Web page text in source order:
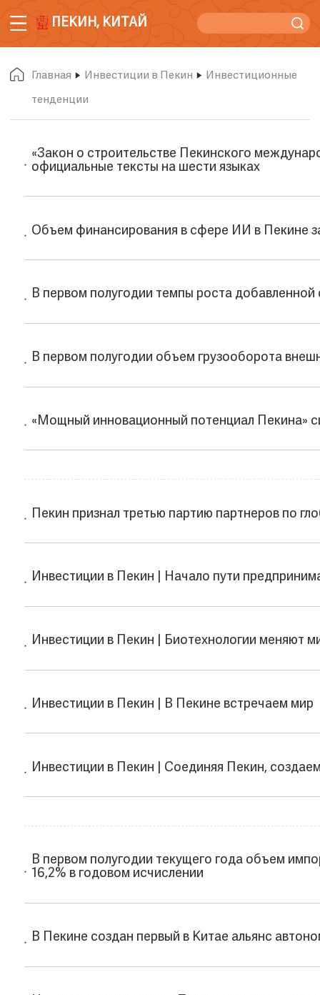
ПЕКИН, КИТАЙ
Главная Инвестиции в Пекин
Инвестиционные
тенденции
«Закон о строительстве Пекинского
официальные тексты на шести языках
Объем финансирования в сфере ИИ в Пекине
В первом полугодии темпы роста
В первом полугодии объем грузооборота
«Мощный инновационный потенциал Пекина»
Пекин признал третью партию партнеров по
Инвестиции в Пекин | Начало пути
Инвестиции в Пекин | Биотехнологии меняют
Инвестиции в Пекин | В Пекине встречаем мир
Инвестиции в Пекин | Соединяя Пекин,
В первом полугодии текущего года объем
16,2% в годовом исчислении
В Пекине создан первый в Китае альянс